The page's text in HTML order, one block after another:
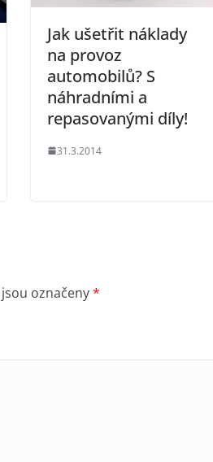
Jak ušetřit náklady
na provoz
automobilů? S
náhradními a
repasovanými díly!
31.3.2014
označeny*